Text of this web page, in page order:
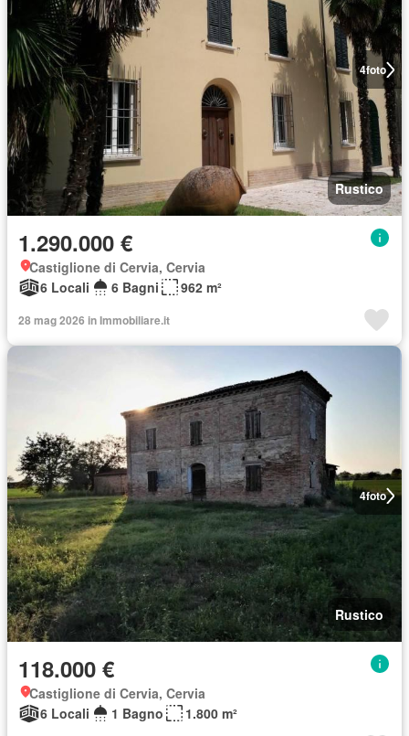
4foto
Rustico
1.290.000 €
Castiglione di Cervia, Cervia
6 Locali
6 Bagni 962 m²
28 mag 2026 in Immobiliare.it
4foto
Rustico
118.000 €
Castiglione di Cervia, Cervia
6 Locali
1 Bagno 1.800 m²